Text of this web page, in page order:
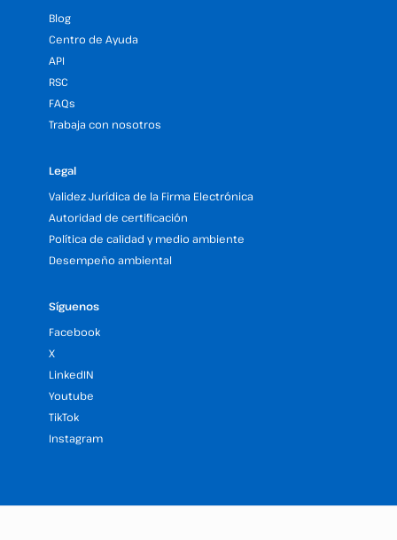
Blog
Centro de Ayuda
API
RSC
FAQs
Trabaja con nosotros
Legal
Validez Jurídica de la Firma Electrónica
Autoridad de certificación
Política de calidad y medio ambiente
Desempeño ambiental
Síguenos
Facebook
X
LinkedIN
Youtube
TikTok
Instagram